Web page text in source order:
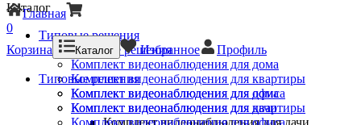
Каталог
Типовые решения
Типовые решения
Комплект видеонаблюдения для дома
Комплект видеонаблюдения для квартиры
Комплект видеонаблюдения для офиса
Комплект видеонаблюдения для дачи
Комплект видеонаблюдения для дачи
Главная
0
Корзина
Каталог Избранное Профиль
Типовые решения
Комплект видеонаблюдения для дома
Комплект видеонаблюдения для квартиры
Комплект видеонаблюдения для офиса